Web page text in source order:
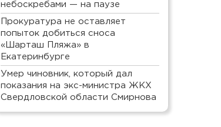
небоскребами — на паузе
Прокуратура не оставляет
попыток добиться сноса
«Шарташ Пляжа» в
Екатеринбурге
Умер чиновник, который дал
показания на экс-министра ЖКХ
Свердловской области Смирнова